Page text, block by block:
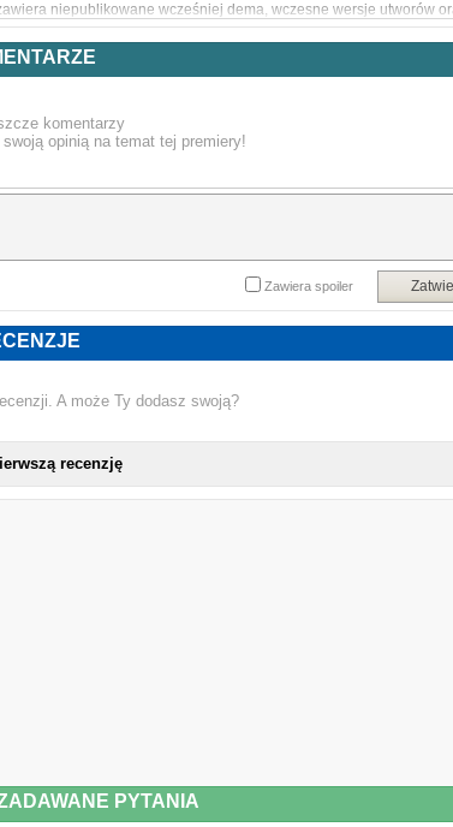
niepublikowane wcześniej dema, wczesne wersje utworów
pokazujące ewolucję materiału i energię zespołu na
.
Dance (Remastered)
II (Remastered)
Charming (Remastered)
komentarzy
opinią na temat tej premiery!
Zawiera spoiler
A może Ty dodasz swoją?
recenzję
PYTANIA
NOWA PŁYTA